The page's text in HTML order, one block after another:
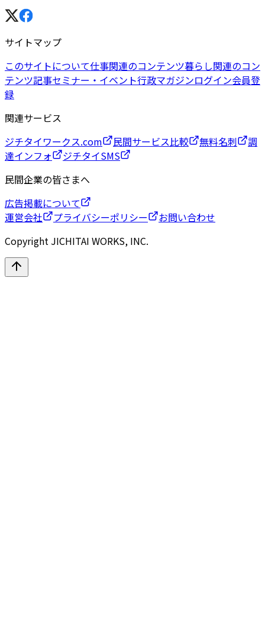
サイトマップ
このサイトについて仕事関連のコンテンツ暮らし関連のコン
テンツ記事セミナー・イベント行政マガジンログイン会員登
録
関連サービス
ジチタイワークス.com
民間サービス比較 無料名刺
調
達インフォ
ジチタイSMS
民間企業の皆さまへ
広告掲載について
運営会社
プライバシーポリシー
お問い合わせ
Copyright JICHITAI WORKS, INC.